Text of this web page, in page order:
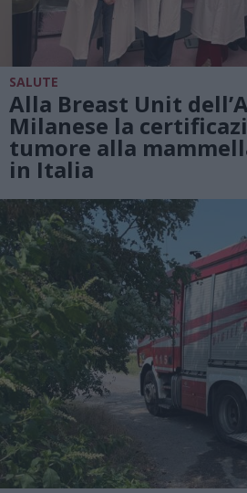
SALUTE
Alla Breast Unit
Milanese la
tumore alla
in Italia